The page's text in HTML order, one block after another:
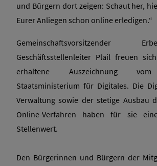
und Bürgern dort zeigen: Schaut her,
Eurer Anliegen schon online erledigen.“
Gemeinschaftsvorsitzender
Geschäftsstellenleiter Plail freuen
erhaltene Auszeichnung vom
Staatsministerium für Digitales. Die
Verwaltung sowie der stetige Ausbau
Online-Verfahren haben für sie
Stellenwert.
Den Bürgerinnen und Bürgern der